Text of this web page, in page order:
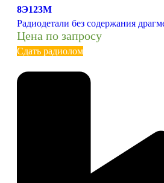
8Э123М
Радиодетали без содержания
Цена по запросу
Сдать радиолом